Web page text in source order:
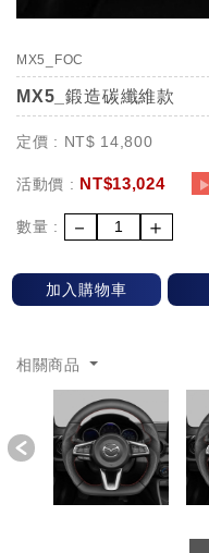
MX5_FOC
MX5_鍛造碳纖維款
定價 : NT$ 14,800
活動價 : NT$13,024
數量 : － ＋
加入購物車
相關商品
Previous